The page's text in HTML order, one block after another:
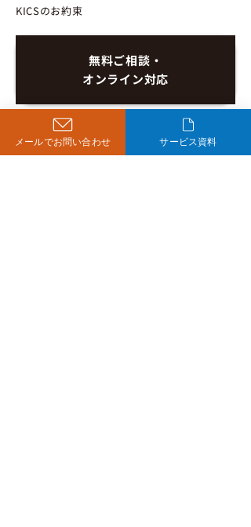
KICSのお約束
無料ご相談・
オンライン対応
決まっていない
段階でOK
メールでお問い合わせ サービス資料